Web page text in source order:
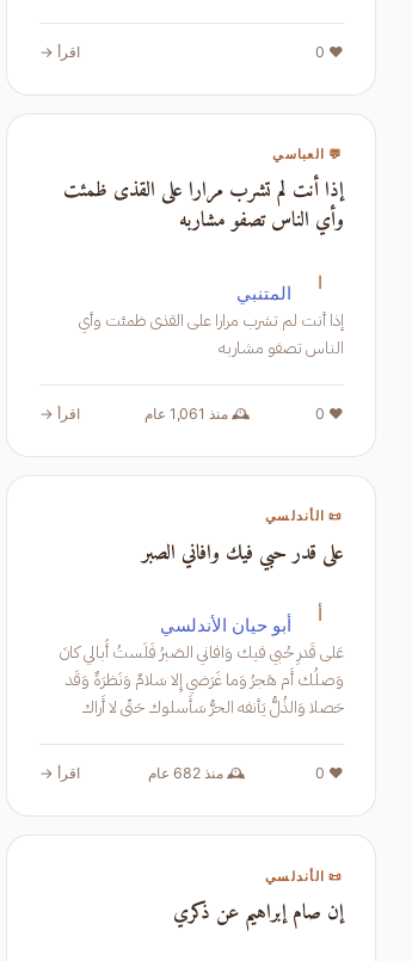
❤️ 0 اقرأ →
💬 العباسي
إذا أنت لم تشرب مرارا على القذى ظمئت
وأي الناس تصفو مشاربه
ا المتنبي
إذا أنت لم تشرب مرارا على القذى ظمئت وأي
الناس تصفو مشاربه
❤️ 0 🕰️ منذ 1,061 عام اقرأ →
📜 الأندلسي
على قدر حبي فيك وافاني الصبر
أ أبو حيان الأندلسي
عَلى قَدرِ حُبي فيك وَافاني الصَبرُ فَلَستُ أُبالي كانَ
وَصلُك أَم هَجرُ وَما غَرَضي إِلا سَلامٌ وَنَظرَةٌ وَقَد
حَصلا وَالذُلُّ يَأنفه الحرُّ سَأَسلوك حَتّى لا أَراك
❤️ 0 🕰️ منذ 682 عام اقرأ →
📜 الأندلسي
إن صام إبراهيم عن ذكري